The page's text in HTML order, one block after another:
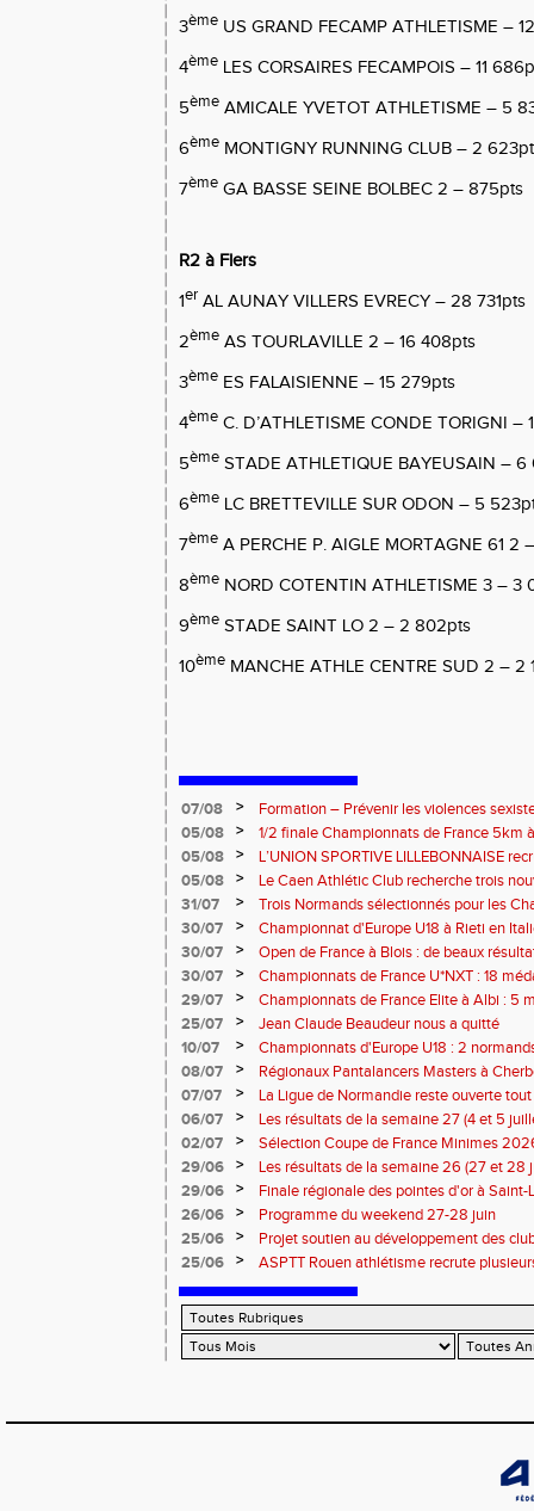
3ème US GRAND FECAMP ATHLETISME –
4ème LES CORSAIRES FECAMPOIS – 11
5ème AMICALE YVETOT ATHLETISME – 5
6ème MONTIGNY RUNNING CLUB – 2
7ème GA BASSE SEINE BOLBEC 2 – 875pts
R2 à Flers
1er AL AUNAY VILLERS EVRECY – 28 731pts
2ème AS TOURLAVILLE 2 – 16 408pts
3ème ES FALAISIENNE – 15 279pts
4ème C. D’ATHLETISME CONDE TORIGNI –
5ème STADE ATHLETIQUE BAYEUSAIN – 6
6ème LC BRETTEVILLE SUR ODON – 5
7ème A PERCHE P. AIGLE MORTAGNE 61 2
8ème NORD COTENTIN ATHLETISME 3 – 3
9ème STADE SAINT LO 2 – 2 802pts
10ème MANCHE ATHLE CENTRE SUD 2 – 2
07/08 >
Formation – Prévenir les violences
: le 26 septembre 2026
05/08 >
1/2 finale Championnats de France 5km
13 septembre 2026 : les informations
05/08 >
L’UNION SPORTIVE LILLEBONNAISE
rentrée 2026
05/08 >
Le Caen Athlétic Club recherche trois
civique à compter de septembre 2026
31/07 >
Trois Normands sélectionnés pour les
Eugene !
30/07 >
Championnat d'Europe U18 à Rieti en
normands
30/07 >
Open de France à Blois : de beaux
30/07
>
Championnats de France U*NXT : 18
29/07
>
Championnats de France Elite à Albi : 5
titres !
25/07 >
Jean Claude Beaudeur nous a quitté
10/07
>
Championnats d'Europe U18 : 2
08/07
>
Régionaux Pantalancers Masters à
07/07
>
La Ligue de Normandie reste ouverte tout
06/07
>
Les résultats de la semaine 27 (4 et 5
02/07
>
Sélection Coupe de France Minimes
29/06
>
Les résultats de la semaine 26 (27 et 28
29/06
>
Finale régionale des pointes d'or à
informations
26/06 >
Programme du weekend 27-28 juin
25/06
>
Projet soutien au développement des
25/06
> ASPTT Rouen athlétisme recrute